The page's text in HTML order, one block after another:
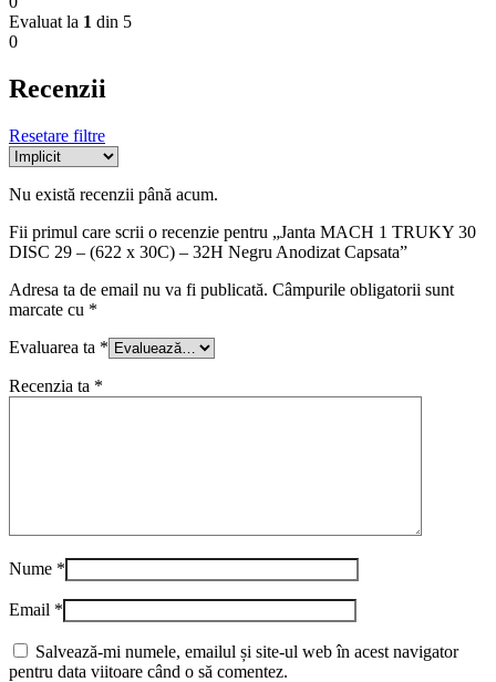
Evaluat la 1 din 5
0
Recenzii
Resetare filtre
Nu există recenzii până acum.
Fii primul care scrii o recenzie pentru „Janta MACH 1 TRUKY 30
DISC 29 – (622 x 30C) – 32H Negru Anodizat Capsata”
Adresa ta de email nu va fi publicată. Câmpurile obligatorii sunt
marcate cu *
Evaluarea ta *
Recenzia ta *
Nume *
Email *
Salvează-mi numele, emailul și site-ul web în acest navigator
pentru data viitoare când o să comentez.